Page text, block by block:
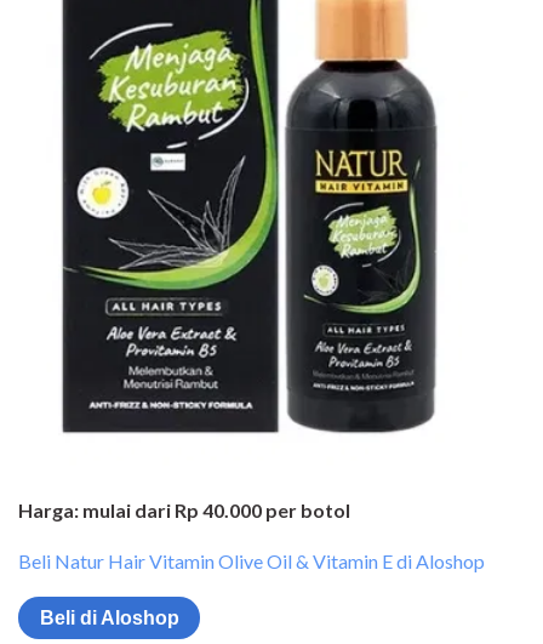
Harga: mulai dari Rp 40.000 per botol
Beli Natur Hair Vitamin Olive Oil & Vitamin E di Aloshop
Beli di Aloshop